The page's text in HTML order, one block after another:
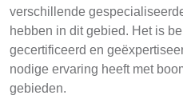
verschillende
hebben in dit gebied. Het is
gecertificeerd en
nodige ervaring heeft met
gebieden.